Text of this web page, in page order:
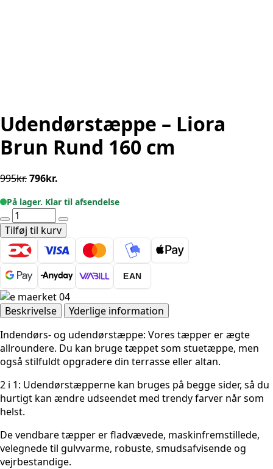
Udendørstæppe – Liora
Brun Rund 160 cm
995kr.Den
pris
995kr..
796kr.
pris
er:
796kr..
På lager. Klar til afsendelse
Udendørstæppe
-
Liora
Brun
Rund
160
cm
antal
Tilføj til kurv
EAN
Beskrivelse
Yderlige information
Indendørs- og udendørstæppe: Vores tæpper er ægte
allroundere. Du kan bruge tæppet som stue­tæppe, men
også stilfuldt opgradere din terrasse eller altan.
2 i 1: Udendørstæpperne kan bruges på begge sider, så du
hurtigt kan ændre udseendet med trendy farver når som
helst.
De vendbare tæpper er fladvævede, maskinfremstillede,
velegnede til gulvvarme, robuste, smudsafvisende og
vejrbestandige.